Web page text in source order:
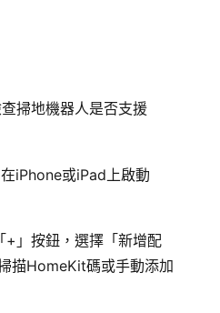
掃地機器人是否支援
iPhone或iPad上啟動
」按鈕，選擇「新增配
描HomeKit碼或手動添加